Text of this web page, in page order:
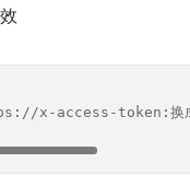
x-access-token:换成